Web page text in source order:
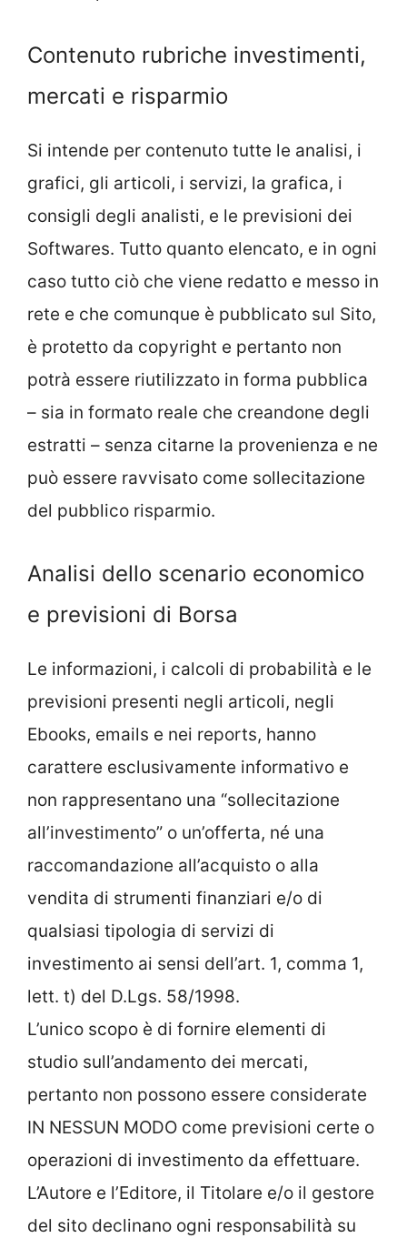
Contenuto rubriche investimenti,
mercati e risparmio
Si intende per contenuto tutte le analisi, i
grafici, gli articoli, i servizi, la grafica, i
consigli degli analisti, e le previsioni dei
Softwares. Tutto quanto elencato, e in ogni
caso tutto ciò che viene redatto e messo in
rete e che comunque è pubblicato sul Sito,
è protetto da copyright e pertanto non
potrà essere riutilizzato in forma pubblica
– sia in formato reale che creandone degli
estratti – senza citarne la provenienza e ne
può essere ravvisato come sollecitazione
del pubblico risparmio.
Analisi dello scenario economico
e previsioni di Borsa
Le informazioni, i calcoli di probabilità e le
previsioni presenti negli articoli, negli
Ebooks, emails e nei reports, hanno
carattere esclusivamente informativo e
non rappresentano una “sollecitazione
all’investimento” o un’offerta, né una
raccomandazione all’acquisto o alla
vendita di strumenti finanziari e/o di
qualsiasi tipologia di servizi di
investimento ai sensi dell’art. 1, comma 1,
lett. t) del D.Lgs. 58/1998.
L’unico scopo è di fornire elementi di
studio sull’andamento dei mercati,
pertanto non possono essere considerate
IN NESSUN MODO come previsioni certe o
operazioni di investimento da effettuare.
L’Autore e l’Editore, il Titolare e/o il gestore
del sito declinano ogni responsabilità su